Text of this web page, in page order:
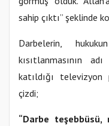
sahip çıktı” şeklinde
Darbelerin,
kısıtlanmasının
katıldığı televizyon
çizdi;
“Darbe